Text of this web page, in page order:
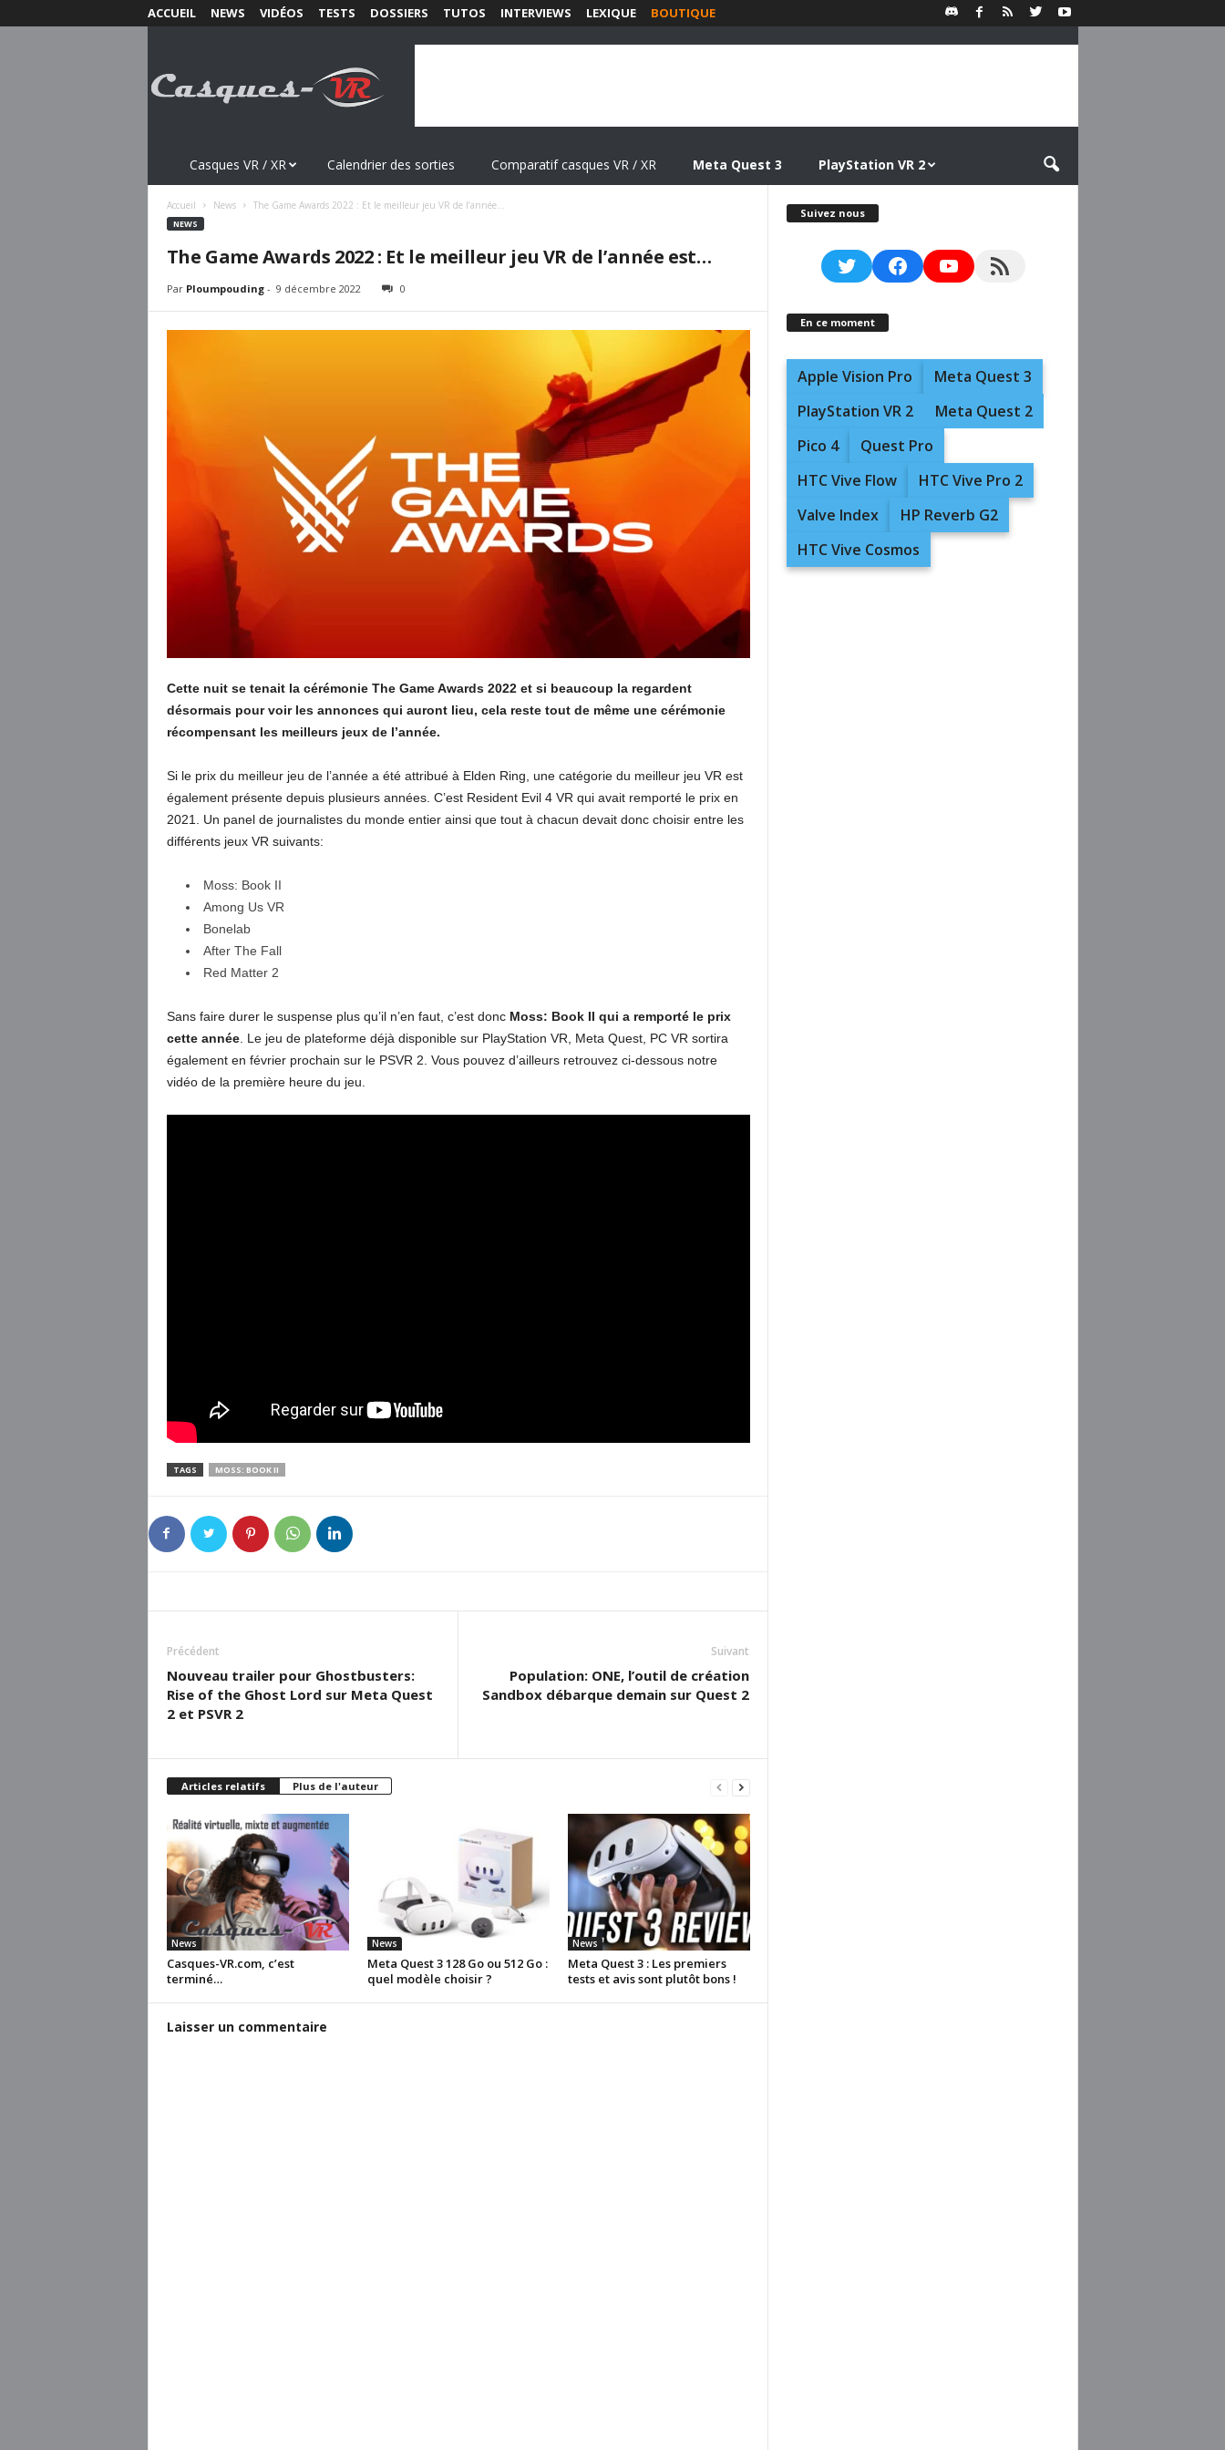
ACCUEIL NEWS VIDÉOS TESTS DOSSIERS TUTOS INTERVIEWS LEXIQUE BOUTIQUE
s
Casques VR / XR Calendrier des sorties Comparatif casques VR / XR Meta Quest 3 PlayStation VR 2
Accueil News The Game Awards 2022 : Et le meilleur jeu VR de l’année...
NEWS
The Game Awards 2022 : Et le meilleur jeu VR de l’année est…
Par Ploumpouding- 9 décembre 2022 0
Cette nuit se tenait la cérémonie The Game Awards 2022 et si beaucoup la regardent
désormais pour voir les annonces qui auront lieu, cela reste tout de même une cérémonie
récompensant les meilleurs jeux de l’année.
Si le prix du meilleur jeu de l’année a été attribué à Elden Ring, une catégorie du meilleur jeu VR est
également présente depuis plusieurs années. C’est Resident Evil 4 VR qui avait remporté le prix en
2021. Un panel de journalistes du monde entier ainsi que tout à chacun devait donc choisir entre les
différents jeux VR suivants:
Moss: Book II
Among Us VR
Bonelab
After The Fall
Red Matter 2
Sans faire durer le suspense plus qu’il n’en faut, c’est donc Moss: Book II qui a remporté le prix
cette année. Le jeu de plateforme déjà disponible sur PlayStation VR, Meta Quest, PC VR sortira
également en février prochain sur le PSVR 2. Vous pouvez d’ailleurs retrouvez ci-dessous notre
vidéo de la première heure du jeu.
TAGS MOSS: BOOK II
Précédent
Nouveau trailer pour Ghostbusters:
Rise of the Ghost Lord sur Meta Quest
2 et PSVR 2
Suivant
Population: ONE, l’outil de création
Sandbox débarque demain sur Quest 2
Articles relatifs Plus de l'auteur
News
Casques-VR.com, c’est
terminé…
News
Meta Quest 3 128 Go ou 512 Go :
quel modèle choisir ?
News
Meta Quest 3 : Les premiers
tests et avis sont plutôt bons !
Laisser un commentaire
Suivez nous
TwitterFacebookYouTubeRSS Feed
En ce moment
Apple Vision Pro
Meta Quest 3
PlayStation VR 2
Meta Quest 2
Pico 4
Quest Pro
HTC Vive Flow
HTC Vive Pro 2
Valve Index
HP Reverb G2
HTC Vive Cosmos